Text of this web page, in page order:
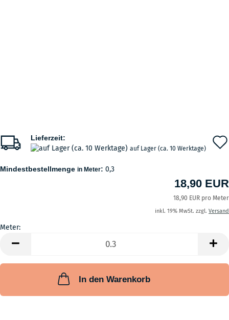
Lieferzeit:
auf Lager (ca. 10 Werktage)
Mindestbestellmenge in Meter: 0,3
18,90 EUR
18,90 EUR pro Meter
inkl. 19% MwSt. zzgl. Versand
Meter:
In den Warenkorb